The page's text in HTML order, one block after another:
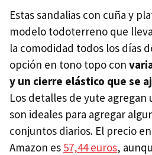
Estas sandalias con cuña y
modelo todoterreno que
la comodidad todos los días
opción en tono topo con
y un cierre elástico que se
Los detalles de yute agregan
son ideales para agregar
conjuntos diarios. El precio
Amazon es 57,44 euros,